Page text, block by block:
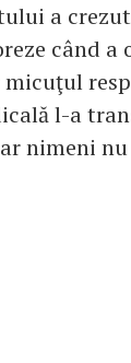
a
când
l-a
nimeni